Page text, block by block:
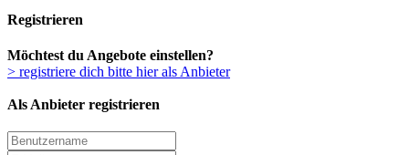
Registrieren
Möchtest du Angebote einstellen?
> registriere dich bitte hier als Anbieter
Als Anbieter registrieren